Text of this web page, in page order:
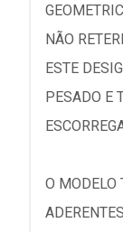
NÃO
ESTE
PESADO E
O MODELO